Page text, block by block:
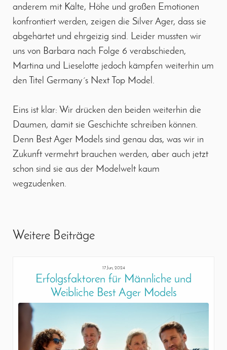
anderem mit Kälte, Höhe und großen Emotionen
konfrontiert werden, zeigen die Silver Ager, dass sie
abgehärtet und ehrgeizig sind. Leider mussten wir
uns von Barbara nach Folge 6 verabschieden,
Martina und Lieselotte jedoch kämpfen weiterhin um
den Titel Germany´s Next Top Model.
Eins ist klar: Wir drücken den beiden weiterhin die
Daumen, damit sie Geschichte schreiben können.
Denn Best Ager Models sind genau das, was wir in
Zukunft vermehrt brauchen werden, aber auch jetzt
schon sind sie aus der Modelwelt kaum
wegzudenken.
Weitere Beiträge
17 Jun, 2024
Erfolgsfaktoren für Männliche und
Weibliche Best Ager Models